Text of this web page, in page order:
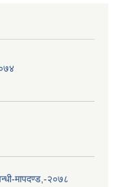
मापदण्ड,-२०७८